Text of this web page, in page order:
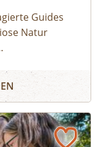
Guides
Natur
fangen,
Honig
Website
buchbar zum